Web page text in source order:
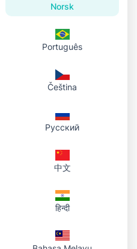
kopier offentlig
eller last ned original-
ikke lenken den filen
lenken slutter å
Norsk
Português
Čeština
Русский
中文
हिन्दी